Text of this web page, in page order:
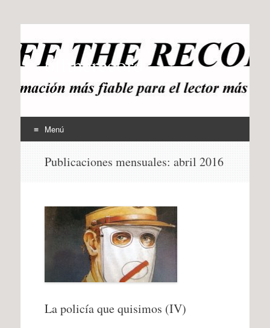
offtherecord
OTR
Menú
Publicaciones mensuales: abril 2016
La policía que quisimos (IV)